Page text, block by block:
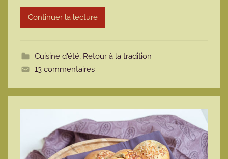
r
t
Continuer la lecture
Cuisine d'été, Retour à la tradition
13 commentaires